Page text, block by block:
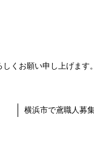
くお願い申し上げます。
横浜市で鳶職人募